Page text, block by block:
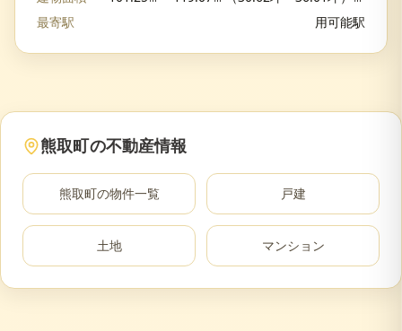
最寄駅
用可能駅
熊取町 の不動産情報
熊取町の物件一覧 戸建
土地 マンション